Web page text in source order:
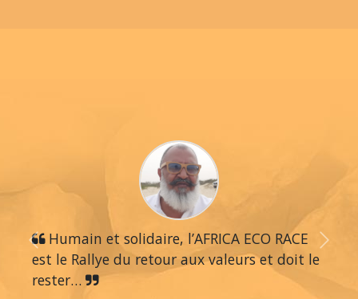
Humain et solidaire, l’AFRICA ECO RACE
est le Rallye du retour aux valeurs et doit le
rester…
Previous Next